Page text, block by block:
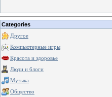
Categories
Другое
Компьютерные игры
Красота и здоровье
Люди и блоги
Музыка
Общество